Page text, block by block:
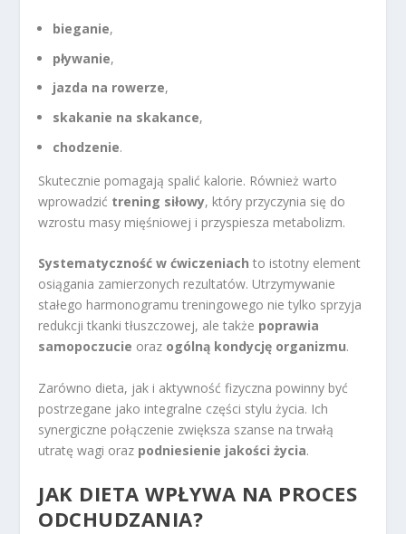
bieganie,
pływanie,
jazda na rowerze,
skakanie na skakance,
chodzenie.
Skutecznie pomagają spalić kalorie. Również warto
wprowadzić trening siłowy, który przyczynia się do
wzrostu masy mięśniowej i przyspiesza metabolizm.
Systematyczność w ćwiczeniach to istotny element
osiągania zamierzonych rezultatów. Utrzymywanie
stałego harmonogramu treningowego nie tylko sprzyja
redukcji tkanki tłuszczowej, ale także poprawia
samopoczucie oraz ogólną kondycję organizmu.
Zarówno dieta, jak i aktywność fizyczna powinny być
postrzegane jako integralne części stylu życia. Ich
synergiczne połączenie zwiększa szanse na trwałą
utratę wagi oraz podniesienie jakości życia.
JAK DIETA WPŁYWA NA PROCES
ODCHUDZANIA?